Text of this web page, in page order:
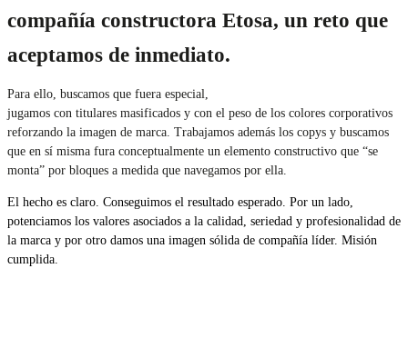
compañía constructora Etosa, un reto que
aceptamos de inmediato.
Para ello, buscamos que fuera especial,
jugamos con titulares masificados y con el peso de los colores corporativos
reforzando la imagen de marca. Trabajamos además los copys y buscamos
que en sí misma fura conceptualmente un elemento constructivo que “se
monta” por bloques a medida que navegamos por ella.
El hecho es claro. Conseguimos el resultado esperado. Por un lado,
potenciamos los valores asociados a la calidad, seriedad y profesionalidad de
la marca y por otro damos una imagen sólida de compañía líder. Misión
cumplida.